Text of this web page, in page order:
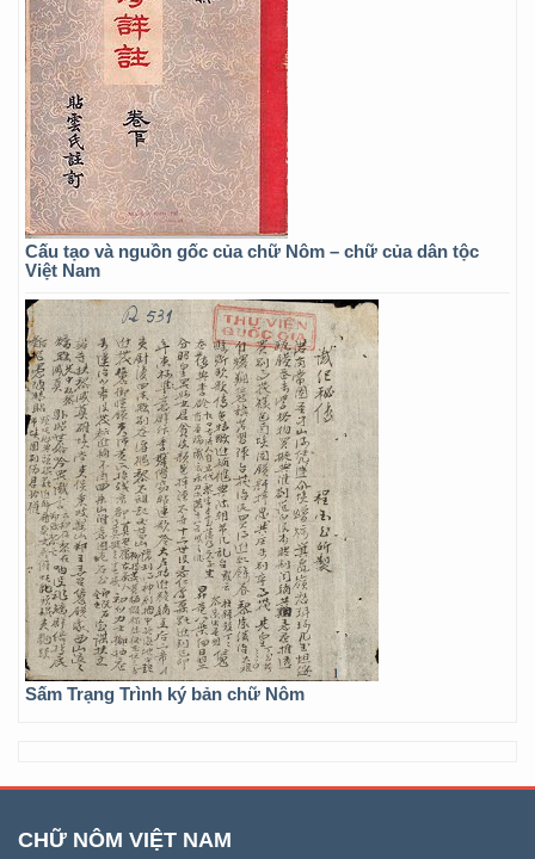
Cấu tạo và nguồn gốc của chữ Nôm – chữ của dân tộc
Việt Nam
Sấm Trạng Trình ký bản chữ Nôm
CHỮ NÔM VIỆT NAM